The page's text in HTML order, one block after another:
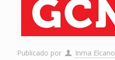
Publicado por Inma Elcano